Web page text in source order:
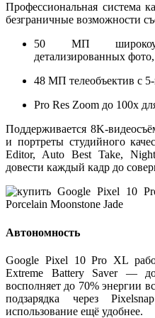
Профессиональная система
безграничные возможности
50 МП
детализированных фото,
48 МП телеобъектив с
Pro Res Zoom до 100x
Поддерживается 8K-
и портреты студийного
Editor, Auto Best Take,
довести каждый кадр до
Автономность
Google Pixel 10 Pro XL
Extreme Battery Saver —
восполняет до 70% энергии
подзарядка через
использование ещё удобнее.